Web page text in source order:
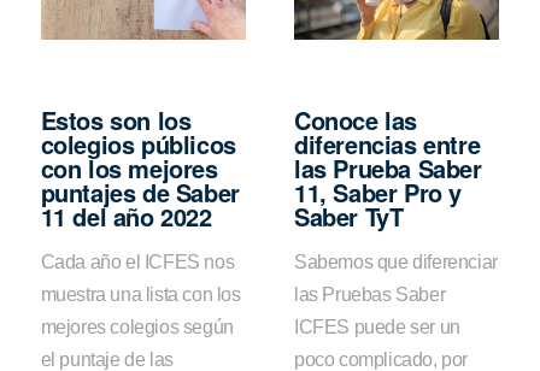
Estos son los
colegios públicos
con los mejores
puntajes de Saber
11 del año 2022
Cada año el ICFES nos
muestra una lista con los
mejores colegios según
el puntaje de las
Conoce las
diferencias entre
las Prueba Saber
11, Saber Pro y
Saber TyT
Sabemos que diferenciar
las Pruebas Saber
ICFES puede ser un
poco complicado, por